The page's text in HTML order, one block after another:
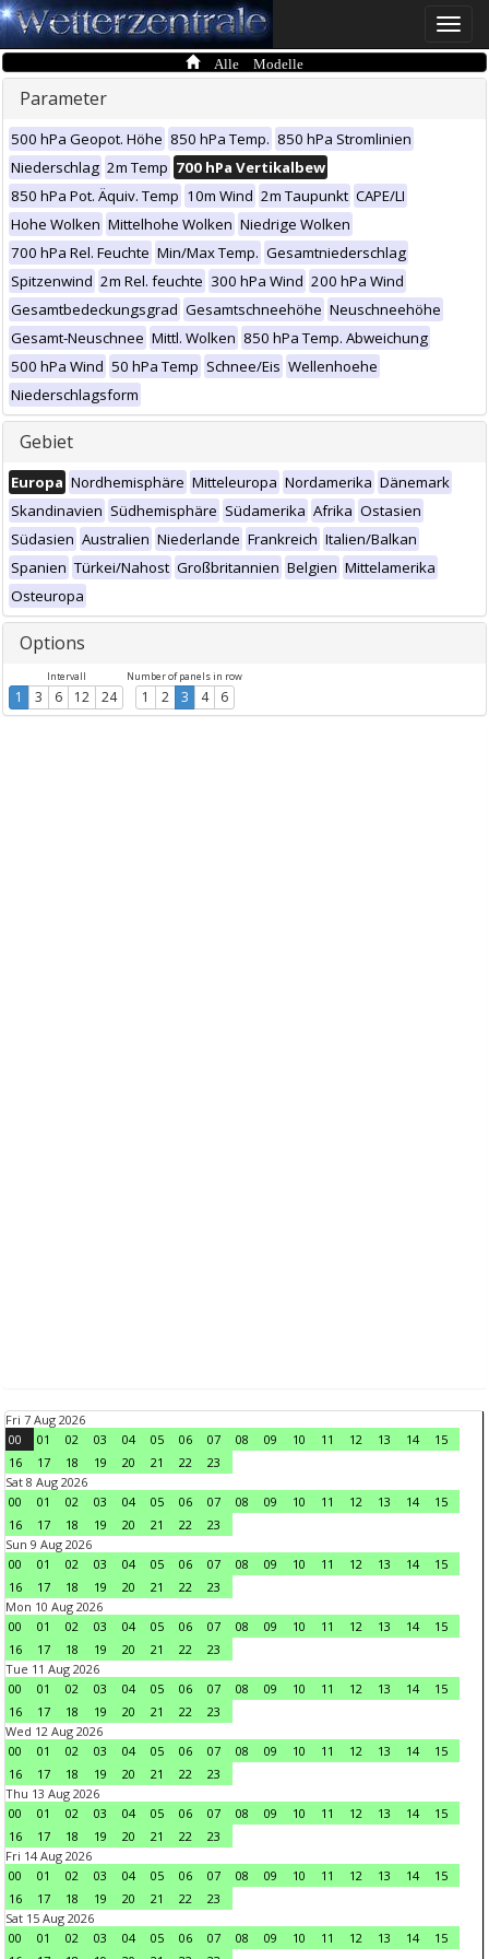
Toggle
Alle Modelle
Parameter
500 hPa Geopot. Höhe 850 hPa Temp. 850 hPa Stromlinien
Niederschlag 2m Temp 700 hPa Vertikalbew
850 hPa Pot. Äquiv. Temp 10m Wind 2m Taupunkt CAPE/LI
Hohe Wolken Mittelhohe Wolken Niedrige Wolken
700 hPa Rel. Feuchte Min/Max Temp. Gesamtniederschlag
Spitzenwind 2m Rel. feuchte 300 hPa Wind 200 hPa Wind
Gesamtbedeckungsgrad Gesamtschneehöhe Neuschneehöhe
Gesamt-Neuschnee Mittl. Wolken 850 hPa Temp. Abweichung
500 hPa Wind 50 hPa Temp Schnee/Eis Wellenhoehe
Niederschlagsform
Gebiet
Europa Nordhemisphäre Mitteleuropa Nordamerika Dänemark
Skandinavien Südhemisphäre Südamerika Afrika Ostasien
Südasien Australien Niederlande Frankreich Italien/Balkan
Spanien Türkei/Nahost Großbritannien Belgien Mittelamerika
Osteuropa
Options
Intervall
1 3 6 12 24
Number of panels in row
1 2 3 4 6
Fri 7 Aug 2026
00
01 02 03 04 05 06 07 08 09 10 11 12 13 14
15
16
17 18 19 20 21 22
23
Sat 8 Aug 2026
00
01 02 03 04 05 06 07 08 09 10 11 12 13 14
15
16
17 18 19 20 21 22
23
Sun 9 Aug 2026
00
01 02 03 04 05 06 07 08 09 10 11 12 13 14
15
16
17 18 19 20 21 22
23
Mon 10 Aug 2026
00
01 02 03 04 05 06 07 08 09 10 11 12 13 14
15
16
17 18 19 20 21 22
23
Tue 11 Aug 2026
00
01 02 03 04 05 06 07 08 09 10 11 12 13 14
15
16
17 18 19 20 21 22
23
Wed 12 Aug 2026
00
01 02 03 04 05 06 07 08 09 10 11 12 13 14
15
16
17 18 19 20 21 22
23
Thu 13 Aug 2026
00
01 02 03 04 05 06 07 08 09 10 11 12 13 14
15
16
17 18 19 20 21 22
23
Fri 14 Aug 2026
00
01 02 03 04 05 06 07 08 09 10 11 12 13 14
15
16
17 18 19 20 21 22
23
Sat 15 Aug 2026
00
01 02 03 04 05 06 07 08 09 10 11 12 13 14
15